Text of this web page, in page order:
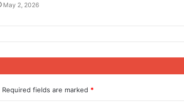
May 2, 2026
Required fields are marked *